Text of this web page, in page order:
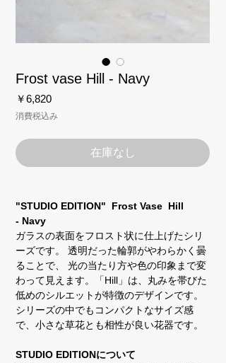
Frost vase Hill - Navy
￥6,820価
格
消費税込み
在庫なし
"STUDIO EDITION" Frost Vase Hill
- Navy
ガラスの表面をフロスト状に仕上げたシリ
ーズです。 透明だった輪郭がやわらかく曇
ることで、 光の当たり方や色の印象まで変
わって見えます。「Hill」は、丸みを帯びた
低めのシルエットが特徴のデザインです。
シリーズの中でもコンパクトなサイズ感
で、小さな草花とも相性が良い花器です。
STUDIO EDITIONについて